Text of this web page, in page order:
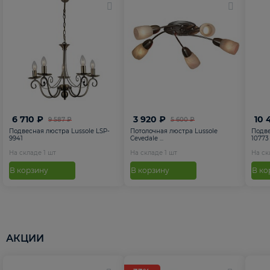
9 587 ₽
6 710 ₽
Подвесная люстра Lussole LSP-
9941
На складе 1 шт
В корзину
5 600 ₽
3 920 ₽
Потолочная люстра Lussole
Cevedale ...
На складе 1 шт
В корзину
10
10773
На
В
АКЦИИ